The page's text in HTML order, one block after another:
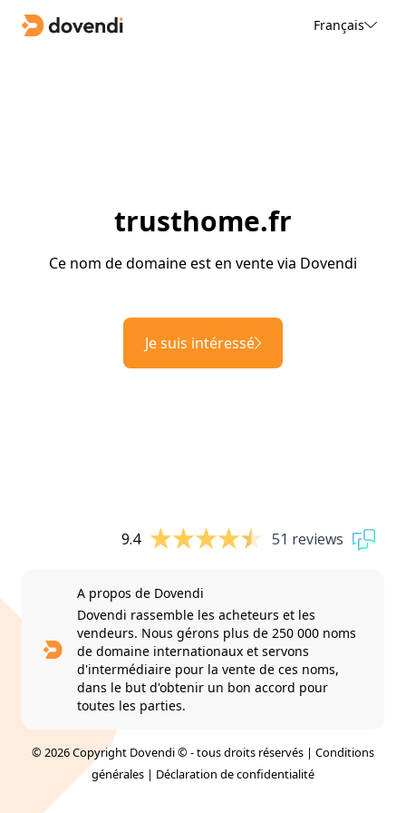
Français
trusthome.fr
Ce nom de domaine est en vente via Dovendi
Je suis intéressé
9.4 51 reviews
A propos de Dovendi
Dovendi rassemble les acheteurs et les
vendeurs. Nous gérons plus de 250 000 noms
de domaine internationaux et servons
d'intermédiaire pour la vente de ces noms,
dans le but d'obtenir un bon accord pour
toutes les parties.
© 2026 Copyright Dovendi © - tous droits réservés | Conditions
générales | Déclaration de confidentialité